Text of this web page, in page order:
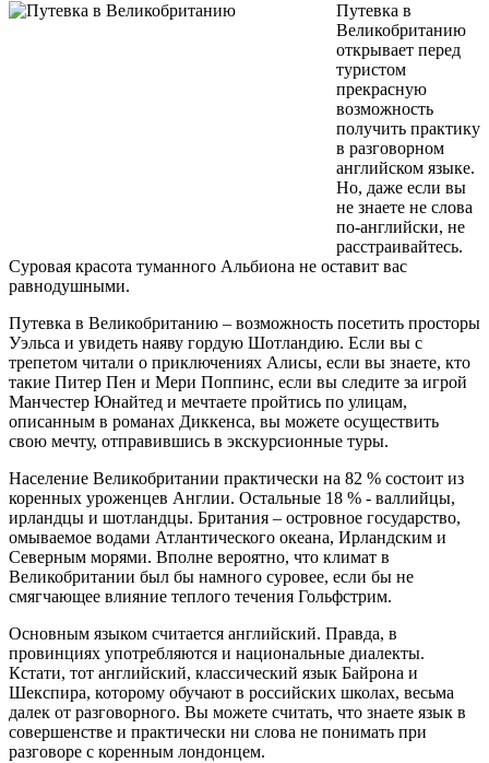
Путевка в
Великобританию
открывает перед
туристом
прекрасную
возможность
получить практику
в разговорном
английском языке.
Но, даже если вы
не знаете не слова
по-английски, не
расстраивайтесь.
Суровая красота туманного Альбиона не оставит вас
равнодушными.
Путевка в Великобританию – возможность посетить просторы
Уэльса и увидеть наяву гордую Шотландию. Если вы с
трепетом читали о приключениях Алисы, если вы знаете, кто
такие Питер Пен и Мери Поппинс, если вы следите за игрой
Манчестер Юнайтед и мечтаете пройтись по улицам,
описанным в романах Диккенса, вы можете осуществить
свою мечту, отправившись в экскурсионные туры.
Население Великобритании практически на 82 % состоит из
коренных уроженцев Англии. Остальные 18 % - валлийцы,
ирландцы и шотландцы. Британия – островное государство,
омываемое водами Атлантического океана, Ирландским и
Северным морями. Вполне вероятно, что климат в
Великобритании был бы намного суровее, если бы не
смягчающее влияние теплого течения Гольфстрим.
Основным языком считается английский. Правда, в
провинциях употребляются и национальные диалекты.
Кстати, тот английский, классический язык Байрона и
Шекспира, которому обучают в российских школах, весьма
далек от разговорного. Вы можете считать, что знаете язык в
совершенстве и практически ни слова не понимать при
разговоре с коренным лондонцем.